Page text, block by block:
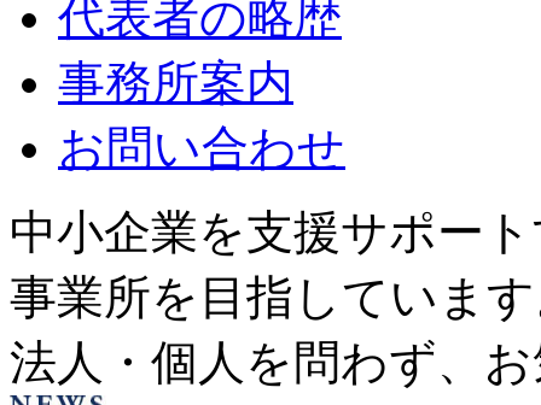
代表者の略歴
事務所案内
お問い合わせ
中小企業を支援サポー
事業所を目指していま
法人・個人を問わず、